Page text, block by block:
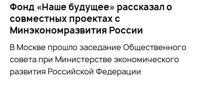
Фонд «Наше будущее» рассказал о
совместных проектах с
Минэкономразвития России
В Москве прошло заседание Общественного
совета при Министерстве экономического
развития Российской Федерации